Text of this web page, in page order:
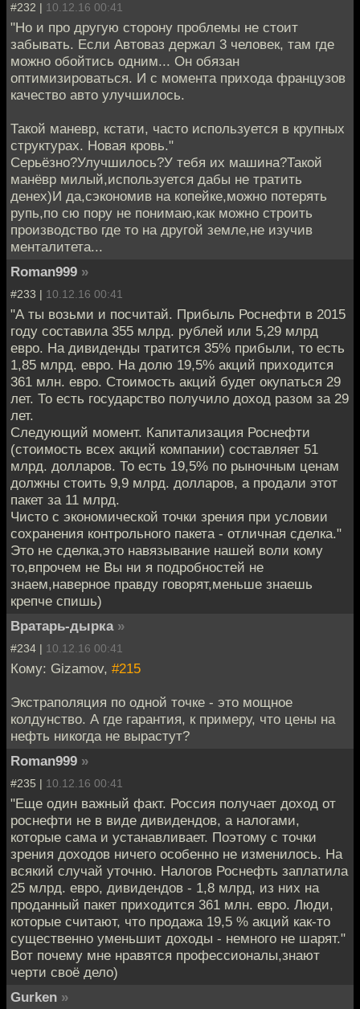
#232 | 10.12.16 00:41
"Но и про другую сторону проблемы не стоит
забывать. Если Автоваз держал 3 человек, там где
можно обойтись одним... Он обязан
оптимизироваться. И с момента прихода французов
качество авто улучшилось.
Такой маневр, кстати, часто используется в крупных
структурах. Новая кровь."
Серьёзно?Улучшилось?У тебя их машина?Такой
манёвр милый,используется дабы не тратить
денех)И да,сэкономив на копейке,можно потерять
рупь,по сю пору не понимаю,как можно строить
производство где то на другой земле,не изучив
менталитета...
Roman999 »
#233 | 10.12.16 00:41
"А ты возьми и посчитай. Прибыль Роснефти в 2015
году составила 355 млрд. рублей или 5,29 млрд
евро. На дивиденды тратится 35% прибыли, то есть
1,85 млрд. евро. На долю 19,5% акций приходится
361 млн. евро. Стоимость акций будет окупаться 29
лет. То есть государство получило доход разом за 29
лет.
Следующий момент. Капитализация Роснефти
(стоимость всех акций компании) составляет 51
млрд. долларов. То есть 19,5% по рыночным ценам
должны стоить 9,9 млрд. долларов, а продали этот
пакет за 11 млрд.
Чисто с экономической точки зрения при условии
сохранения контрольного пакета - отличная сделка."
Это не сделка,это навязывание нашей воли кому
то,впрочем не Вы ни я подробностей не
знаем,наверное правду говорят,меньше знаешь
крепче спишь)
Вратарь-дырка »
#234 | 10.12.16 00:41
Кому: Gizamov, #215
Экстраполяция по одной точке - это мощное
колдунство. А где гарантия, к примеру, что цены на
нефть никогда не вырастут?
Roman999 »
#235 | 10.12.16 00:41
"Еще один важный факт. Россия получает доход от
роснефти не в виде дивидендов, а налогами,
которые сама и устанавливает. Поэтому с точки
зрения доходов ничего особенно не изменилось. На
всякий случай уточню. Налогов Роснефть заплатила
25 млрд. евро, дивидендов - 1,8 млрд, из них на
проданный пакет приходится 361 млн. евро. Люди,
которые считают, что продажа 19,5 % акций как-то
существенно уменьшит доходы - немного не шарят."
Вот почему мне нравятся профессионалы,знают
черти своё дело)
Gurken »